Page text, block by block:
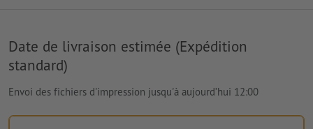
Date de livraison estimée (Expédition
standard)
Envoi des fichiers d'impression jusqu'à aujourd’hui 12:00